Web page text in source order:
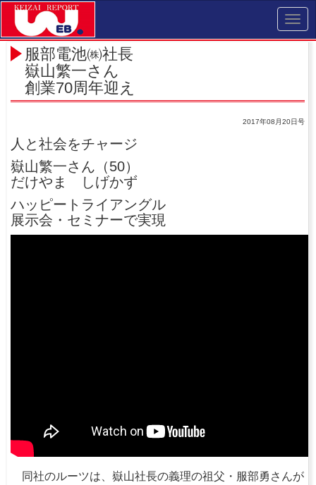
服部電池㈱社長
嶽山繁一さん
創業70周年迎え
2017年08月20日号
人と社会をチャージ
嶽山繁一さん（50）
だけやま しげかず
ハッピートライアングル
展示会・セミナーで実現
同社のルーツは、嶽山社長の義理の祖父・服部勇さんが